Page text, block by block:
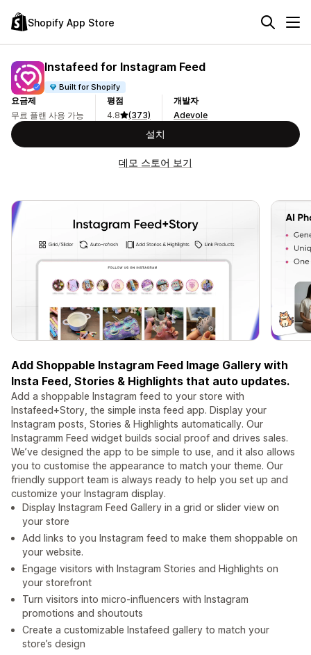
Shopify App Store
Instafeed for Instagram Feed
Built for Shopify
요금제
무료 플랜 사용 가능
평점
4.8
(373)
개발자
Adevole
설치
데모 스토어 보기
Add Shoppable Instagram Feed Image Gallery with
Insta Feed, Stories & Highlights that auto updates.
Add a shoppable Instagram feed to your store with
Instafeed+Story, the simple insta feed app. Display your
Instagram posts, Stories & Highlights automatically. Our
Instagramm Feed widget builds social proof and drives sales.
We’ve designed the app to be simple to use, and it also allows
you to customise the appearance to match your theme. Our
friendly support team is always ready to help you set up and
customize your Instagram display.
Display Instagram Feed Gallery in a grid or slider view on
your store
Add links to you Instagram feed to make them shoppable on
your website.
Engage visitors with Instagram Stories and Highlights on
your storefront
Turn visitors into micro-influencers with Instagram
promotions and shoutouts
Create a customizable Instafeed gallery to match your
store’s design